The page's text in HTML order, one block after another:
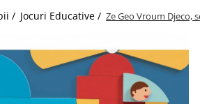
/ Jocuri Educative / Ze Geo Vroum Djeco,